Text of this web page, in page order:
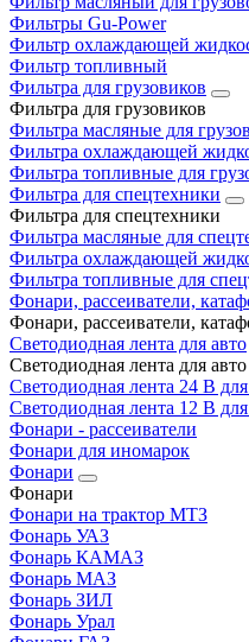
Фильтры Gu-Power
Фильтр охлаждающей
Фильтр топливный
Фильтра для грузовиков
Фильтра для грузовиков
Фильтра масляные для
Фильтра охлаждающей
Фильтра топливные для
Фильтра для спецтехники
Фильтра для спецтехники
Фильтра масляные для
Фильтра охлаждающей
Фильтра топливные для
Фонари, рассеиватели,
Фонари, рассеиватели,
Светодиодная лента для авто
Светодиодная лента для авто
Светодиодная лента 24 В
Светодиодная лента 12 В
Фонари - рассеиватели
Фонари для иномарок
Фонари
Фонари
Фонари на трактор МТЗ
Фонарь УАЗ
Фонарь КАМАЗ
Фонарь МАЗ
Фонарь ЗИЛ
Фонарь Урал